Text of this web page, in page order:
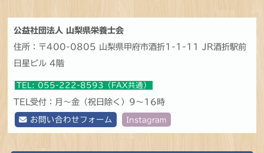
公益社団法人 山梨県栄養士会
住所：〒400-0805 山梨県甲府市酒折1-1-11 JR酒折駅前
日星ビル 4階
TEL: 055-222-8593（FAX共通）
TEL受付：月～金（祝日除く）9～16時
お問い合わせフォーム Instagram